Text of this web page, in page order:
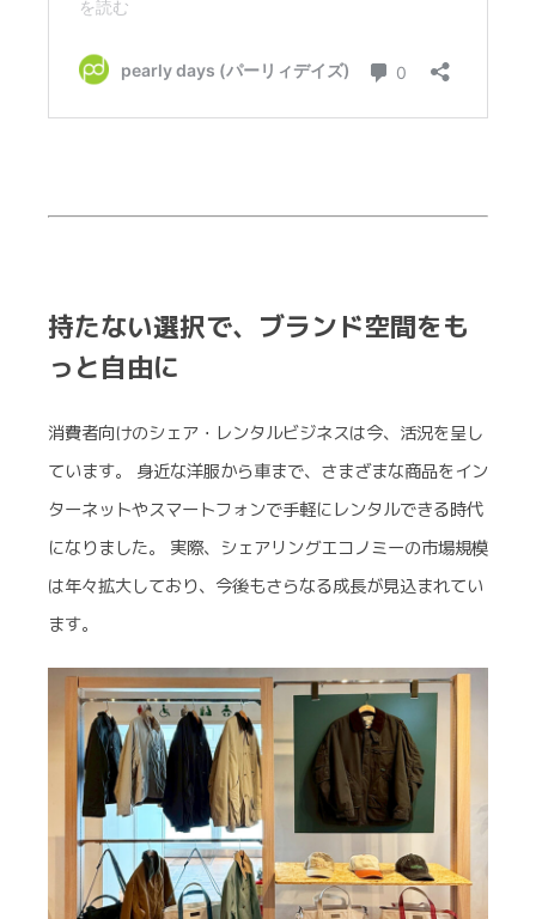
持たない選択で、ブランド空間をも
っと自由に
消費者向けのシェア・レンタルビジネスは今、活況を呈し
ています。 身近な洋服から車まで、さまざまな商品をイン
ターネットやスマートフォンで手軽にレンタルできる時代
になりました。 実際、シェアリングエコノミーの市場規模
は年々拡大しており、今後もさらなる成長が見込まれてい
ます。